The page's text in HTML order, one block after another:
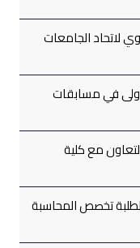
لاتحاد الجامعات
في مسابقات
مع كلية
لطلبة تخصص المحاسبة